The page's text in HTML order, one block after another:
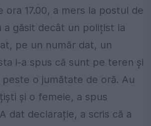
ora 17.00, a mers la postul de
a găsit decât un polițist la
pe un număr dat, un
i-a spus că sunt pe teren și
o jumătate de oră. Au
și o femeie, a spus
dat declarație, a scris că a